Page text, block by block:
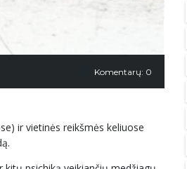
Komentarų: 0
ir vietinės reikšmės keliuose